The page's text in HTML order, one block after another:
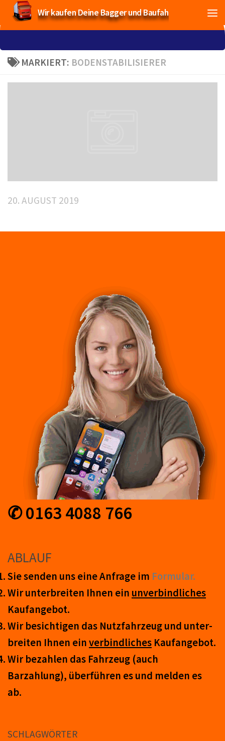
Wir kaufen Deine Bagger und Baufahrzeuge!
MARKIERT: BODENSTABILISIERER
20. AUGUST 2019
✆ 0163 4088 766
ABLAUF
Sie senden uns eine An­frage im Form­ular.
Wir unter­breiten Ihnen ein un­ver­bind­lich­es
Kauf­an­ge­bot.
Wir be­sicht­igen das Nutz­fahr­zeug und un­ter­
breit­en Ihnen einver­bind­liches Kauf­an­ge­bot.
Wir be­zahl­en das Fahr­zeug (auch
Barzahlung), über­führ­en es und mel­den es
ab.
SCHLAGWÖRTER